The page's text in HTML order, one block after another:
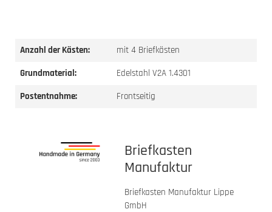
Anzahl der Kästen:
mit 4 Briefkästen
Grundmaterial:
Edelstahl V2A 1.4301
Postentnahme:
Frontseitig
Briefkasten
Manufaktur
Briefkasten Manufaktur Lippe
GmbH